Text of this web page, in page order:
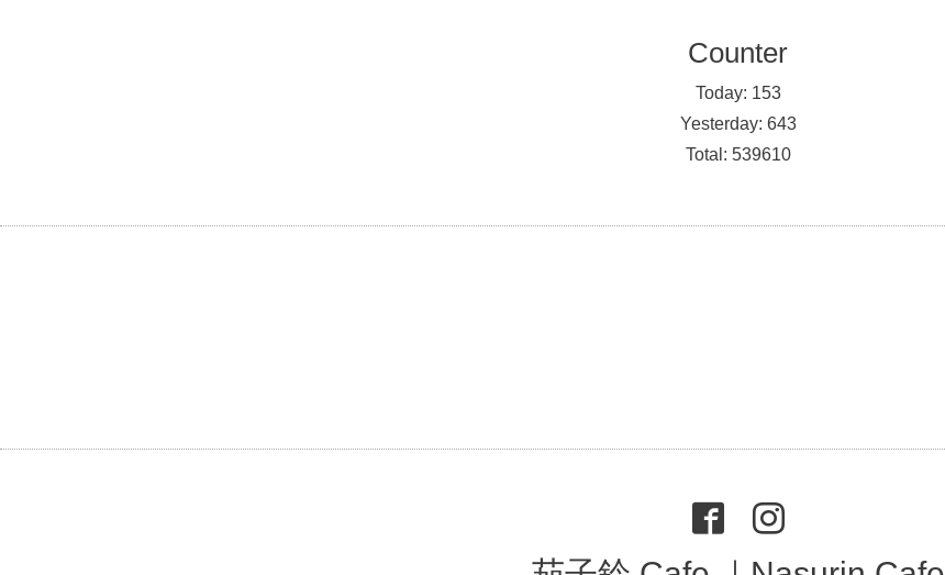
Counter
Today: 153
Yesterday: 643
Total: 539610